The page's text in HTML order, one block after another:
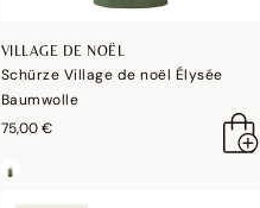
VILLAGE DE NOËL
Schürze Village de noël Élysée
Baumwolle
75,00 €